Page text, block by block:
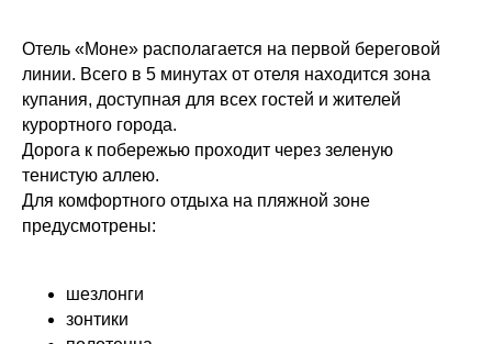
Отель «Моне» располагается на первой береговой
линии. Всего в 5 минутах от отеля находится зона
купания, доступная для всех гостей и жителей
курортного города.
Дорога к побережью проходит через зеленую
тенистую аллею.
Для комфортного отдыха на пляжной зоне
предусмотрены:
шезлонги
зонтики